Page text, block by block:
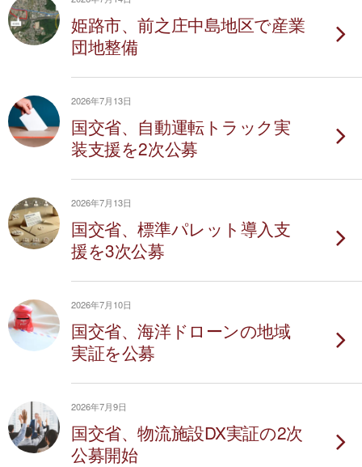
姫路市、前之庄中島地区で産業
団地整備
2026年7月13日
国交省、自動運転トラック実
装支援を2次公募
2026年7月13日
国交省、標準パレット導入支
援を3次公募
2026年7月10日
国交省、海洋ドローンの地域
実証を公募
2026年7月9日
国交省、物流施設DX実証の2次
公募開始